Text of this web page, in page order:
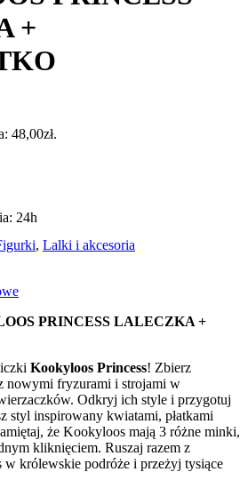
+
48,00zł.
24h
, Lalki i akcesoria
PRINCESS LALECZKA +
Kookyloos Princess! Zbierz
nowymi fryzurami i strojami w
Odkryj ich style i przygotuj
styl inspirowany kwiatami, płatkami
że Kookyloos mają 3 różne minki,
kliknięciem. Ruszaj razem z
królewskie podróże i przeżyj tysiące